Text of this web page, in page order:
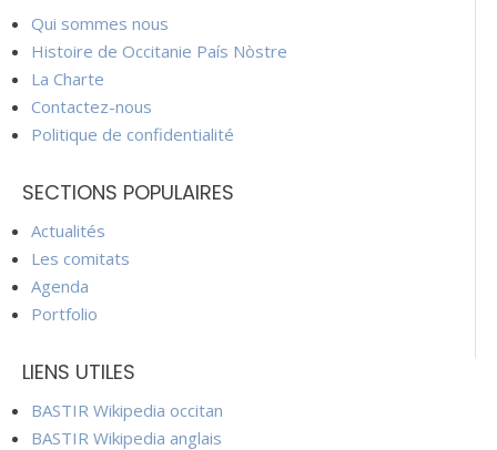
Qui sommes nous
Histoire de Occitanie País Nòstre
La Charte
Contactez-nous
Politique de confidentialité
SECTIONS POPULAIRES
Actualités
Les comitats
Agenda
Portfolio
LIENS UTILES
BASTIR Wikipedia occitan
BASTIR Wikipedia anglais